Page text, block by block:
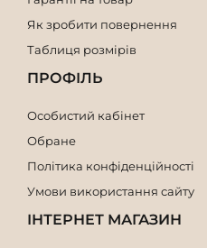
Як зробити повернення
Таблиця розмірів
ПРОФІЛЬ
Особистий кабінет
Обране
Політика конфіденційності
Умови використання сайту
ІНТЕРНЕТ МАГАЗИН